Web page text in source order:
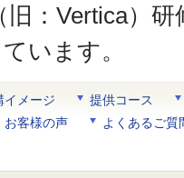
旧：Vertica）
います。
イメージ
提供コース
お客様の声 よくあるご質